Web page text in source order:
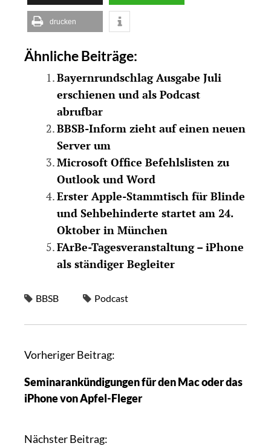
drucken
Ähnliche Beiträge:
Bayernrundschlag Ausgabe Juli
erschienen und als Podcast
abrufbar
BBSB-Inform zieht auf einen neuen
Server um
Microsoft Office Befehlslisten zu
Outlook und Word
Erster Apple-Stammtisch für Blinde
und Sehbehinderte startet am 24.
Oktober in München
FArBe-Tagesveranstaltung – iPhone
als ständiger Begleiter
BBSB Podcast
Vorheriger Beitrag:
Seminarankündigungen für den Mac oder das
iPhone von Apfel-Fleger
Nächster Beitrag: